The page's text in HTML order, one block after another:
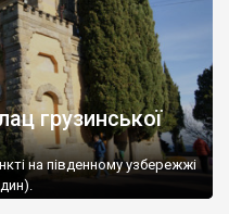
грузинської
на південному узбережжі